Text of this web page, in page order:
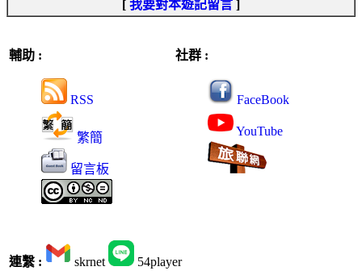
[ 我要對本遊記留言 ]
輔助 :
RSS
繁簡
留言板
社群 :
FaceBook
YouTube
連繫 : skrnet 54player